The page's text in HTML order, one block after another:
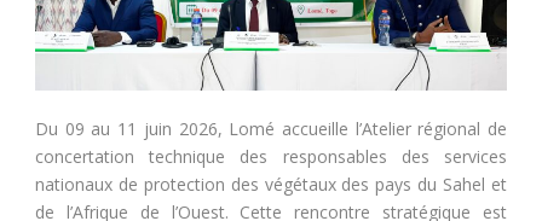
Du 09 au 11 juin 2026, Lomé accueille l’Atelier régional de
concertation technique des responsables des services
nationaux de protection des végétaux des pays du Sahel et
de l’Afrique de l’Ouest. Cette rencontre stratégique est